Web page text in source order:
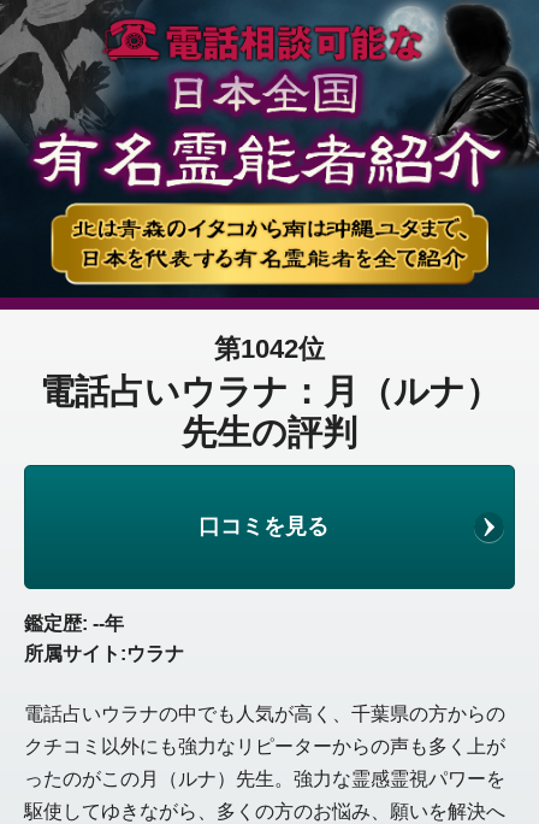
第1042位
電話占いウラナ：月（ルナ）
先生の評判
口コミを見る
鑑定歴: --年
所属サイト:ウラナ
電話占いウラナの中でも人気が高く、千葉県の方からの
クチコミ以外にも強力なリピーターからの声も多く上が
ったのがこの月（ルナ）先生。強力な霊感霊視パワーを
駆使してゆきながら、多くの方のお悩み、願いを解決へ